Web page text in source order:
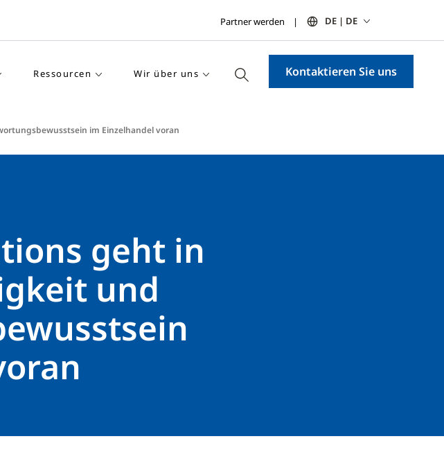
Partner werden DE | DE
Ressourcen Wir über uns Kontaktieren Sie uns
im Einzelhandel voran
geht in
und